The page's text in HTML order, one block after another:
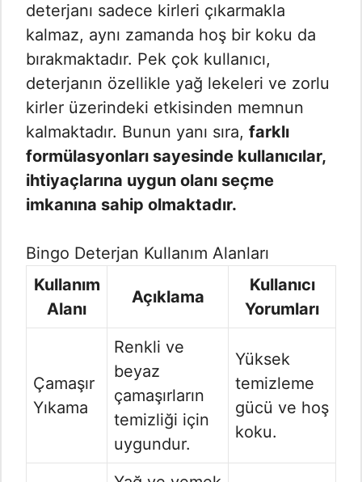
deterjanı sadece kirleri çıkarmakla
kalmaz, aynı zamanda hoş bir koku da
bırakmaktadır. Pek çok kullanıcı,
deterjanın özellikle yağ lekeleri ve zorlu
kirler üzerindeki etkisinden memnun
kalmaktadır. Bunun yanı sıra, farklı
formülasyonları sayesinde kullanıcılar,
ihtiyaçlarına uygun olanı seçme
imkanına sahip olmaktadır.
Bingo Deterjan Kullanım Alanları
Kullanım
Alanı
Açıklama
Kullanıcı
Yorumları
Çamaşır
Yıkama
Renkli ve
beyaz
çamaşırların
temizliği için
uygundur.
Yüksek
temizleme
gücü ve hoş
koku.